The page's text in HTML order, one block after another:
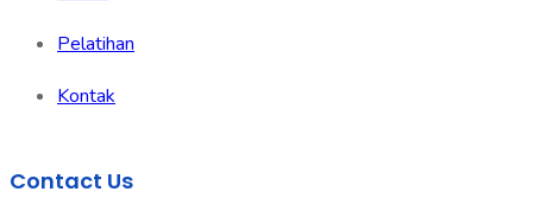
Pelatihan
Kontak
Contact Us